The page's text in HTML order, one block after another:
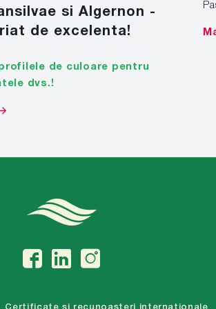
si Algernon -
de excelenta!
de culoare pentru
dvs.!
Certificate si recunoasteri internationale